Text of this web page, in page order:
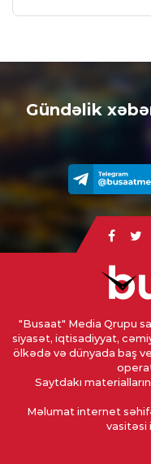
Gündəlik
"Busaat" Media Qrupu
siyasət, iqtisadiyyat,
ölkədə və dünyada baş
Saytdakı
Məlumat internet
vasitəsi